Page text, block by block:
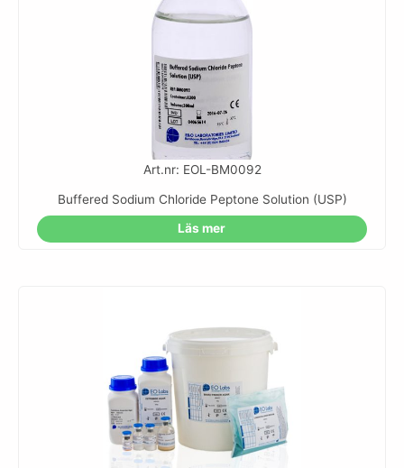
Art.nr: EOL-BM0092
Buffered Sodium Chloride Peptone Solution (USP)
Läs mer